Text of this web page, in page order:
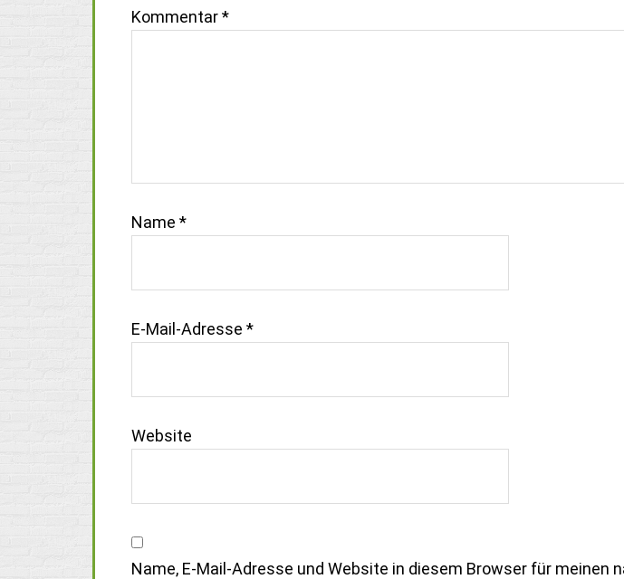
Kommentar*
Name *
E-Mail-Adresse *
Website
Name, E-Mail-Adresse und Website in diesem Browser für meinen